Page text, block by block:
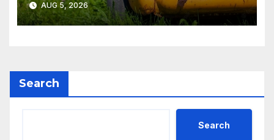
AUG 5, 2026
Search
Search